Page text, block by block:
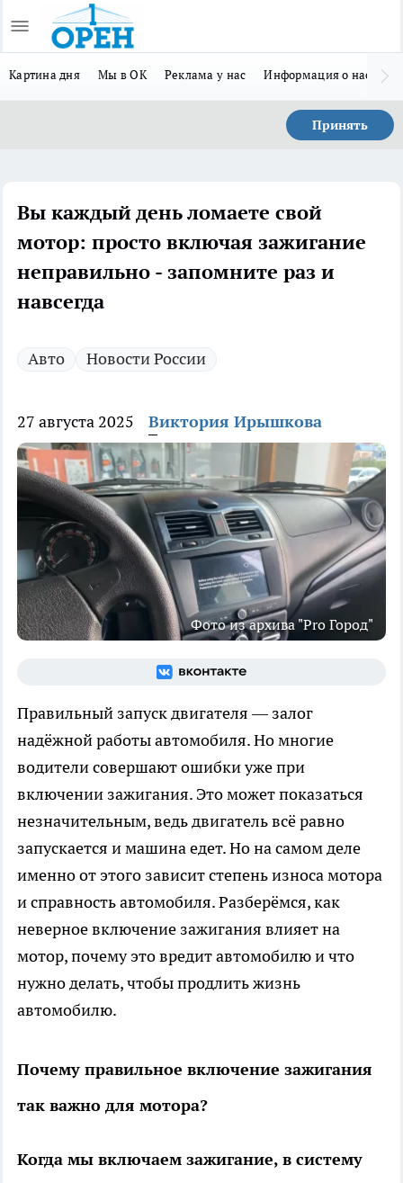
Картина дня Мы в ОК Реклама у нас Информация о нас
Принять
Вы каждый день ломаете свой
мотор: просто включая зажигание
неправильно - запомните раз и
навсегда
Авто Новости России
27 августа 2025 Виктория Ирышкова
Фото из архива "Pro Город"
Правильный запуск двигателя — залог
надёжной работы автомобиля. Но многие
водители совершают ошибки уже при
включении зажигания. Это может показаться
незначительным, ведь двигатель всё равно
запускается и машина едет. Но на самом деле
именно от этого зависит степень износа мотора
и справность автомобиля.Разберёмся, как
неверное включение зажигания влияет на
мотор, почему это вредит автомобилю и что
нужно делать, чтобы продлить жизнь
автомобилю.
Почему правильное включение зажигания
так важно для мотора?
Когда мы включаем зажигание, в систему